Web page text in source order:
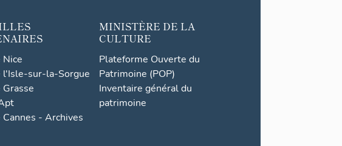
l'Isle-sur-la-Sorgue
- Archives
MINISTÈRE DE LA
CULTURE
Plateforme Ouverte du
Patrimoine (POP)
Inventaire général du
patrimoine